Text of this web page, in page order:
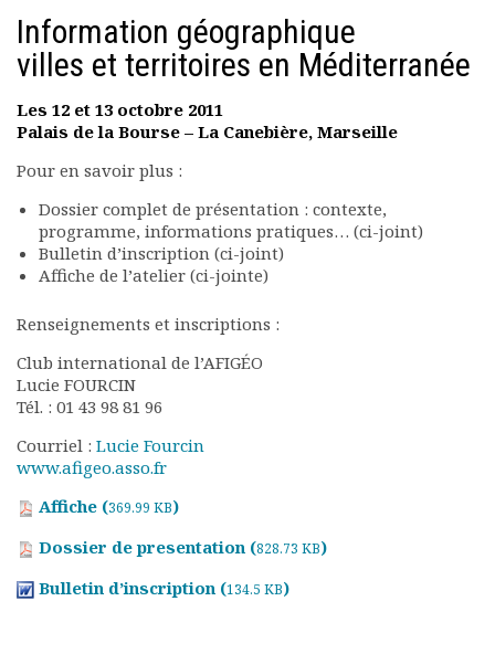
Ressources
Nos actions
Dîners débats
Journées d’études
Concours vidéo
Nos partenaires
Evénements
Publications et rapports
Les adhérents
Annuaire
Offres d’emploi
Forum
Actualités
Nous contacter
Information géographique
villes et territoires en Méditerranée
Les 12 et 13 octobre 2011
Palais de la Bourse – La Canebière, Marseille
Pour en savoir plus :
Dossier complet de présentation : contexte,
programme, informations pratiques… (ci-joint)
Bulletin d’inscription (ci-joint)
Affiche de l’atelier (ci-jointe)
Renseignements et inscriptions :
Club international de l’AFIGÉO
Lucie FOURCIN
Tél. : 01 43 98 81 96
Courriel : Lucie Fourcin
www.afigeo.asso.fr
Affiche (369.99 KB)
Dossier de presentation (828.73 KB)
Bulletin d’inscription (134.5 KB)